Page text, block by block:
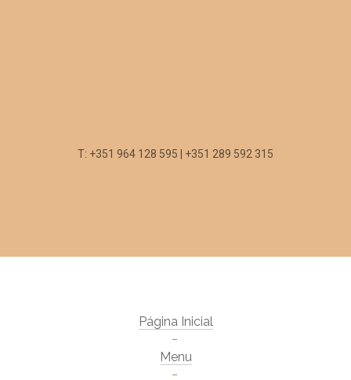
T: +351 964 128 595 | +351 289 592 315
Página Inicial
Menu